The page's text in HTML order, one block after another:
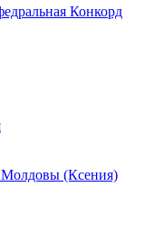
Конкорд
Молдовы (Ксения)